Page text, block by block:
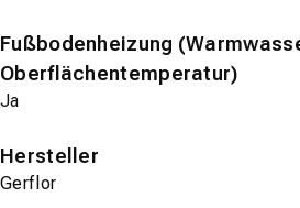
Fußbodenheizung
Oberflächentemperatur)
Ja
Hersteller
Gerflor